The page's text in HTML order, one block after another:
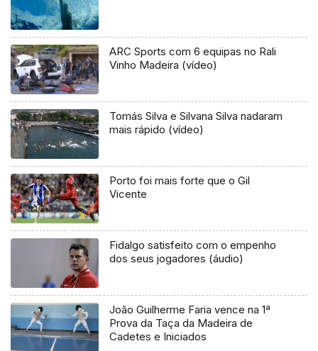
ARC Sports com 6 equipas no Rali
Vinho Madeira (vídeo)
Tomás Silva e Silvana Silva nadaram
mais rápido (vídeo)
Porto foi mais forte que o Gil
Vicente
Fidalgo satisfeito com o empenho
dos seus jogadores (áudio)
João Guilherme Faria vence na 1ª
Prova da Taça da Madeira de
Cadetes e Iniciados